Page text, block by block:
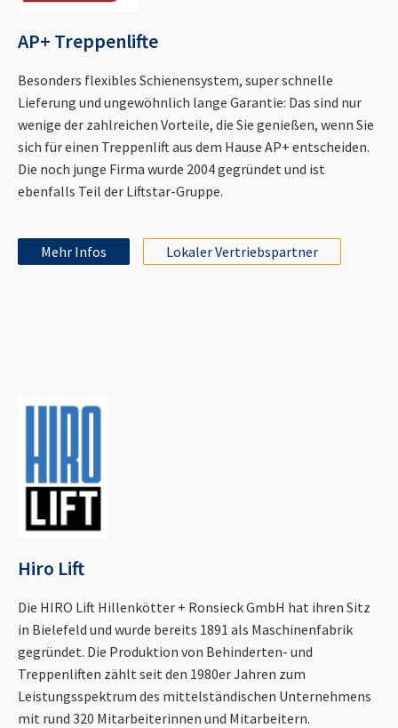
AP+ Treppenlifte
Besonders flexibles Schienensystem, super schnelle
Lieferung und ungewöhnlich lange Garantie: Das sind nur
wenige der zahlreichen Vorteile, die Sie genießen, wenn Sie
sich für einen Treppenlift aus dem Hause AP+ entscheiden.
Die noch junge Firma wurde 2004 gegründet und ist
ebenfalls Teil der Liftstar-Gruppe.
Mehr Infos Lokaler Vertriebspartner
Hiro Lift
Die HIRO Lift Hillenkötter + Ronsieck GmbH hat ihren Sitz
in Bielefeld und wurde bereits 1891 als Maschinenfabrik
gegründet. Die Produktion von Behinderten- und
Treppenliften zählt seit den 1980er Jahren zum
Leistungsspektrum des mittelständischen Unternehmens
mit rund 320 Mitarbeiterinnen und Mitarbeitern.